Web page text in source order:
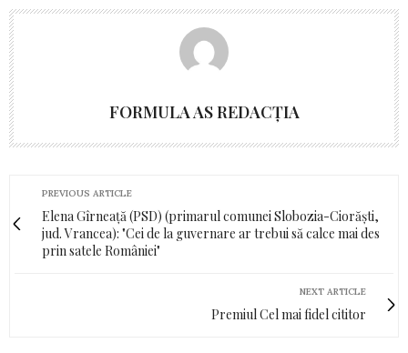
FORMULA AS REDACȚIA
PREVIOUS ARTICLE
Elena Gîrneață (PSD) (primarul comunei Slobozia-Ciorăști,
jud. Vrancea): "Cei de la guvernare ar trebui să calce mai des
prin satele României"
NEXT ARTICLE
Premiul Cel mai fidel cititor